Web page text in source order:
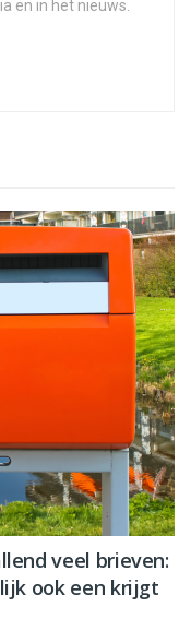
en in het nieuws.
veel brieven:
ook een krijgt